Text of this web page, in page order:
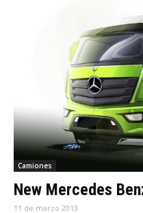
Camiones
New Mercedes
11 de marzo 2013